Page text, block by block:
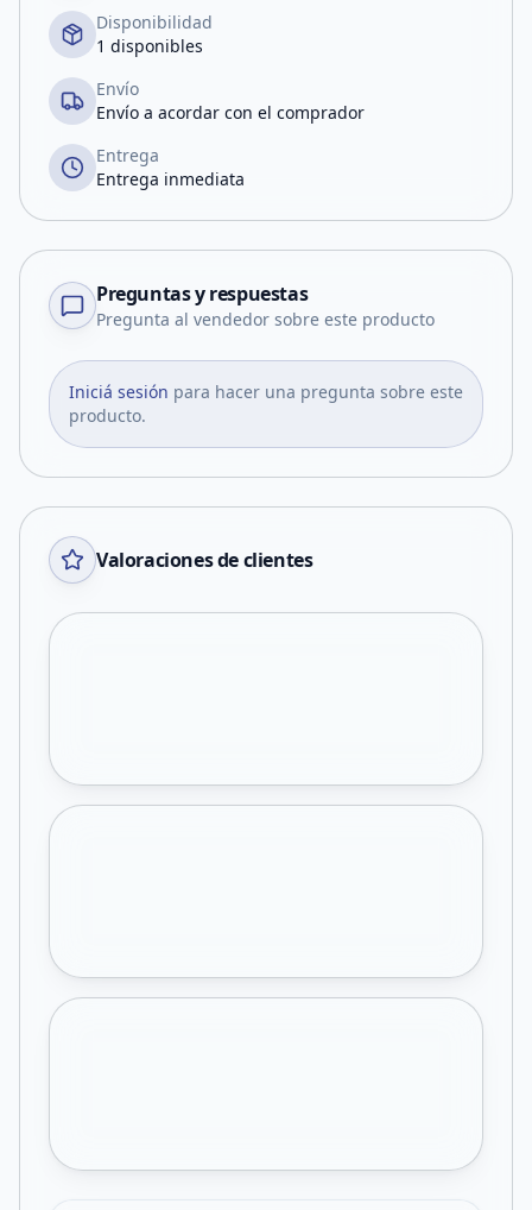
Disponibilidad
1 disponibles
Envío
Envío a acordar con el comprador
Entrega
Entrega inmediata
Preguntas y respuestas
Pregunta al vendedor sobre este producto
Iniciá sesión para hacer una pregunta sobre este
producto.
Valoraciones de clientes